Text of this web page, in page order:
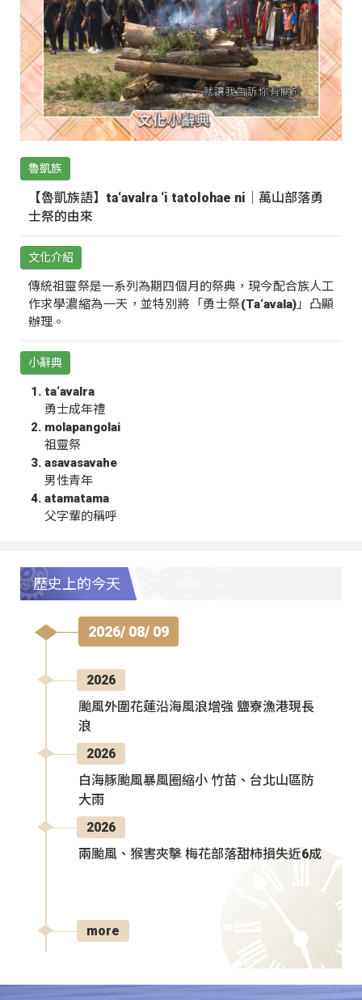
魯凱族
【魯凱族語】ta‘avalra ‘i tatolohae ni｜萬山部落勇
士祭的由來
文化介紹
傳統祖靈祭是一系列為期四個月的祭典，現今配合族人工
作求學濃縮為一天，並特別將「勇士祭(Ta‘avala)」凸顯
辦理。
小辭典
ta‘avalra
勇士成年禮
molapangolai
祖靈祭
asavasavahe
男性青年
atamatama
父字輩的稱呼
歷史上的今天
2026/ 08/ 09
2026
颱風外圍花蓮沿海風浪增強 鹽寮漁港現長
浪
2026
白海豚颱風暴風圈縮小 竹苗、台北山區防
大雨
2026
兩颱風、猴害夾擊 梅花部落甜柿損失近6成
more